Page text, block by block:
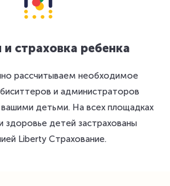
и страховка ребенка
рассчитываем необходимое
и администраторов
детьми. На всех площадках
здоровье детей застрахованы
Liberty Страхование.